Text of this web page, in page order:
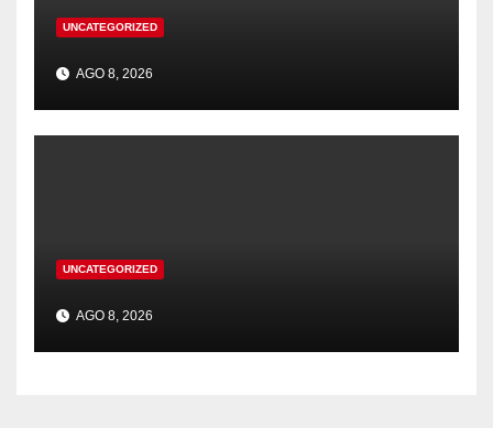
UNCATEGORIZED
AGO 8, 2026
UNCATEGORIZED
AGO 8, 2026